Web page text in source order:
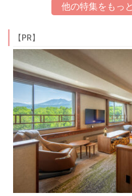
他の特集をもっ
【PR】